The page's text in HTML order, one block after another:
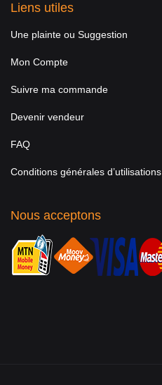
Liens utiles
Une plainte ou Suggestion
Mon Compte
Suivre ma commande
Devenir vendeur
FAQ
Conditions générales d’utilisations
Nous acceptons